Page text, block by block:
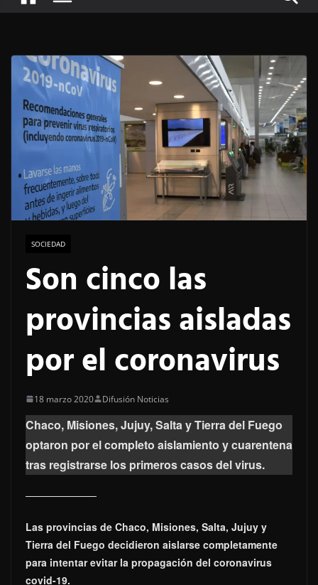
SOCIEDAD
Son cinco las
provincias aisladas
por el coronavirus
18 marzo 2020 Difusión Noticias
Chaco, Misiones, Jujuy, Salta y Tierra del Fuego
optaron por el completo aislamiento y cuarentena
tras registrarse los primeros casos del virus.
Las provincias de Chaco, Misiones, Salta, Jujuy y
Tierra del Fuego decidieron aislarse completamente
para intentar evitar la propagación del coronavirus
covid-19.